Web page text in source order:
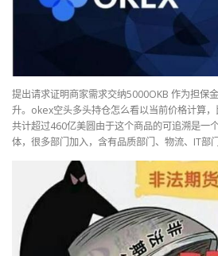
提出请求证明商家需求交纳5000OKB 作为担保
升。okex空头多头持仓怎么看以当前价格计算
共计超过460亿美圆由于这个商品的可追溯是一
体，很多部门加入，含有品质部门、物流、IT部